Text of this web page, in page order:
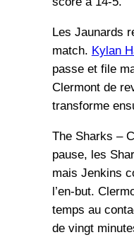
Les Jaunards
match. Kylan
passe et file
Clermont de
transforme
The Sharks –
pause, les
mais Jenkins
l’en-but.
temps au
de vingt